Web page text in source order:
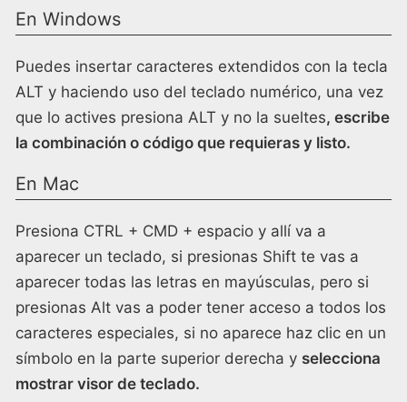
En Windows
Puedes insertar caracteres extendidos con la tecla
ALT y haciendo uso del teclado numérico, una vez
que lo actives presiona ALT y no la sueltes, escribe
la combinación o código que requieras y listo.
En Mac
Presiona CTRL + CMD + espacio y allí va a
aparecer un teclado, si presionas Shift te vas a
aparecer todas las letras en mayúsculas, pero si
presionas Alt vas a poder tener acceso a todos los
caracteres especiales, si no aparece haz clic en un
símbolo en la parte superior derecha y selecciona
mostrar visor de teclado.